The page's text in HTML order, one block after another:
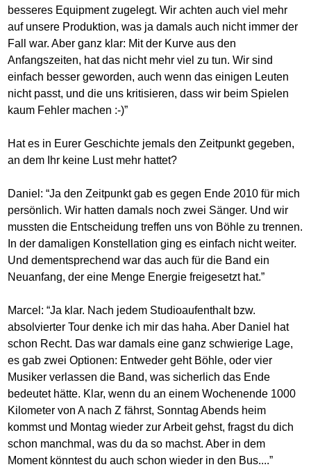
besseres Equipment zugelegt. Wir achten auch viel mehr
auf unsere Produktion, was ja damals auch nicht immer der
Fall war. Aber ganz klar: Mit der Kurve aus den
Anfangszeiten, hat das nicht mehr viel zu tun. Wir sind
einfach besser geworden, auch wenn das einigen Leuten
nicht passt, und die uns kritisieren, dass wir beim Spielen
kaum Fehler machen :-)”
Hat es in Eurer Geschichte jemals den Zeitpunkt gegeben,
an dem Ihr keine Lust mehr hattet?
Daniel: “Ja den Zeitpunkt gab es gegen Ende 2010 für mich
persönlich. Wir hatten damals noch zwei Sänger. Und wir
mussten die Entscheidung treffen uns von Böhle zu trennen.
In der damaligen Konstellation ging es einfach nicht weiter.
Und dementsprechend war das auch für die Band ein
Neuanfang, der eine Menge Energie freigesetzt hat.”
Marcel: “Ja klar. Nach jedem Studioaufenthalt bzw.
absolvierter Tour denke ich mir das haha. Aber Daniel hat
schon Recht. Das war damals eine ganz schwierige Lage,
es gab zwei Optionen: Entweder geht Böhle, oder vier
Musiker verlassen die Band, was sicherlich das Ende
bedeutet hätte. Klar, wenn du an einem Wochenende 1000
Kilometer von A nach Z fährst, Sonntag Abends heim
kommst und Montag wieder zur Arbeit gehst, fragst du dich
schon manchmal, was du da so machst. Aber in dem
Moment könntest du auch schon wieder in den Bus....”